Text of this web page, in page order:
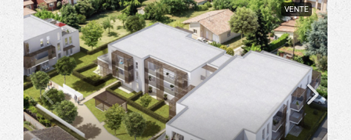
VENTE